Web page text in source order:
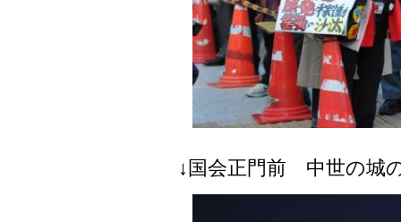
↓国会正門前 中世の城